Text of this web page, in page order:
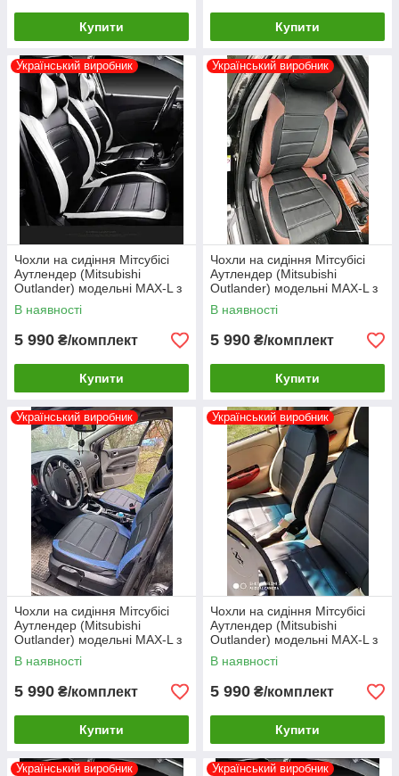
Купити Купити
Український виробник
Чохли на сидіння Мітсубісі
Аутлендер (Mitsubishi
Outlander) модельні MAX-L з
екошкіри Чорно-білий
В наявності
5 990 ₴/комплект
Купити
Український виробник
Чохли на сидіння Мітсубісі
Аутлендер (Mitsubishi
Outlander) модельні MAX-L з
екошкіри Чорно-коричневий
В наявності
5 990 ₴/комплект
Купити
Український виробник
Чохли на сидіння Мітсубісі
Аутлендер (Mitsubishi
Outlander) модельні MAX-L з
екошкіри Чорно-синій
В наявності
5 990 ₴/комплект
Купити
Український виробник
Чохли на сидіння Мітсубісі
Аутлендер (Mitsubishi
Outlander) модельні MAX-L з
екошкіри Чорно-бежевий
В наявності
5 990 ₴/комплект
Купити
Український виробник Український виробник